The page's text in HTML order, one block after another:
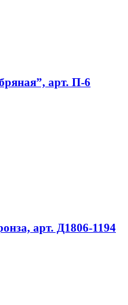
арт. П-6
арт. Д1806-1194